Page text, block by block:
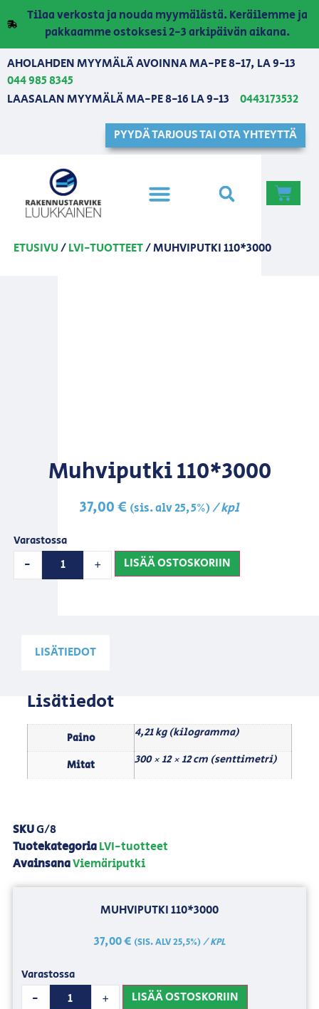
Tilaa verkosta ja nouda myymälästä. Keräilemme ja
pakkaamme ostoksesi 2-3 arkipäivän aikana.
AHOLAHDEN MYYMÄLÄ AVOINNA MA-PE 8-17, LA 9-13
044 985 8345
LAASALAN MYYMÄLÄ MA-PE 8-16 LA 9-13
0443173532
PYYDÄ TARJOUS TAI OTA YHTEYTTÄ
ETUSIVU/LVI-TUOTTEET/ MUHVIPUTKI 110*3000
Muhviputki 110*3000
37,00€ (sis. alv 25,5%)/ kpl
Varastossa
- + LISÄÄ OSTOSKORIIN
LISÄTIEDOT
Lisätiedot
Paino 4,21 kg (kilogramma)
Mitat 300 × 12 × 12 cm (senttimetri)
SKUG/8
TuotekategoriaLVI-tuotteet
AvainsanaViemäriputki
MUHVIPUTKI 110*3000
37,00€ (SIS. ALV 25,5%)/ KPL
Varastossa
- + LISÄÄ OSTOSKORIIN